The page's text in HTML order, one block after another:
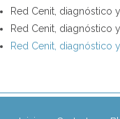
Red Cenit, diagnóstico
Red Cenit, diagnóstico
Red Cenit, diagnóstico